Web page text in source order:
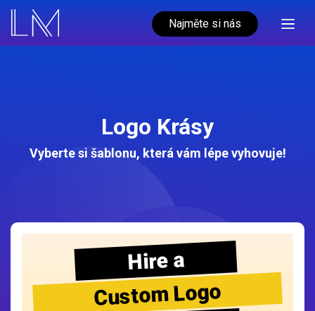
Najměte si nás
Logo Krásy
Vyberte si šablonu, která vám lépe vyhovuje!
Hire a
Custom Logo